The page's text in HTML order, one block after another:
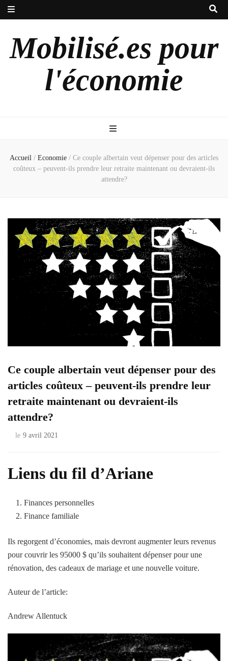
Mobilisé.es pour
l'économie
Accueil / Economie / Ce couple albertain veut dépenser pour des articles
coûteux – peuvent-ils prendre leur retraite maintenant ou devraient-ils
attendre?
Ce couple albertain veut dépenser pour des
articles coûteux – peuvent-ils prendre leur
retraite maintenant ou devraient-ils
attendre?
le 9 avril 2021
Liens du fil d’Ariane
Finances personnelles
Finance familiale
Ils regorgent d’économies, mais devront augmenter leurs revenus
pour couvrir les 95000 $ qu’ils souhaitent dépenser pour une
rénovation, des cadeaux de mariage et une nouvelle voiture.
Auteur de l’article:
Andrew Allentuck